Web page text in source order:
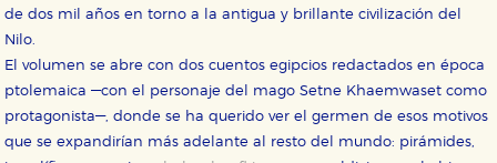
de dos mil años en torno a la antigua y brillante civilización del
Nilo.
El volumen se abre con dos cuentos egipcios redactados en época
ptolemaica —con el personaje del mago Setne Khaemwaset como
protagonista—, donde se ha querido ver el germen de esos motivos
que se expandirían más adelante al resto del mundo: pirámides,